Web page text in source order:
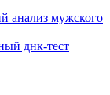
анализ мужского
днк-тест